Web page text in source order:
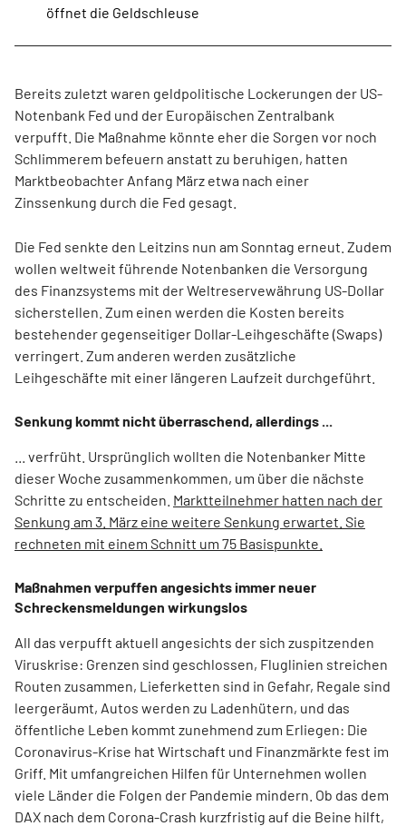
öffnet die Geldschleuse
Bereits zuletzt waren geldpolitische Lockerungen der US-
Notenbank Fed und der Europäischen Zentralbank
verpufft. Die Maßnahme könnte eher die Sorgen vor noch
Schlimmerem befeuern anstatt zu beruhigen, hatten
Marktbeobachter Anfang März etwa nach einer
Zinssenkung durch die Fed gesagt.
Die Fed senkte den Leitzins nun am Sonntag erneut. Zudem
wollen weltweit führende Notenbanken die Versorgung
des Finanzsystems mit der Weltreservewährung US-Dollar
sicherstellen. Zum einen werden die Kosten bereits
bestehender gegenseitiger Dollar-Leihgeschäfte (Swaps)
verringert. Zum anderen werden zusätzliche
Leihgeschäfte mit einer längeren Laufzeit durchgeführt.
Senkung kommt nicht überraschend, allerdings ...
... verfrüht. Ursprünglich wollten die Notenbanker Mitte
dieser Woche zusammenkommen, um über die nächste
Schritte zu entscheiden. Marktteilnehmer hatten nach der
Senkung am 3. März eine weitere Senkung erwartet. Sie
rechneten mit einem Schnitt um 75 Basispunkte.
Maßnahmen verpuffen angesichts immer neuer
Schreckensmeldungen wirkungslos
All das verpufft aktuell angesichts der sich zuspitzenden
Viruskrise: Grenzen sind geschlossen, Fluglinien streichen
Routen zusammen, Lieferketten sind in Gefahr, Regale sind
leergeräumt, Autos werden zu Ladenhütern, und das
öffentliche Leben kommt zunehmend zum Erliegen: Die
Coronavirus-Krise hat Wirtschaft und Finanzmärkte fest im
Griff. Mit umfangreichen Hilfen für Unternehmen wollen
viele Länder die Folgen der Pandemie mindern. Ob das dem
DAX nach dem Corona-Crash kurzfristig auf die Beine hilft,